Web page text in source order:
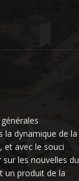
la dynamique de la
et avec le souci
les nouvelles du
un produit de la